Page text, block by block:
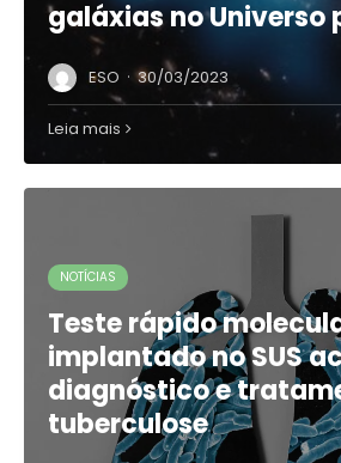
galáxias no Universo
ESO · 30/03/2023
Leia mais
NOTÍCIAS
Teste rápido
implantado no SUS
diagnóstico e
tuberculose